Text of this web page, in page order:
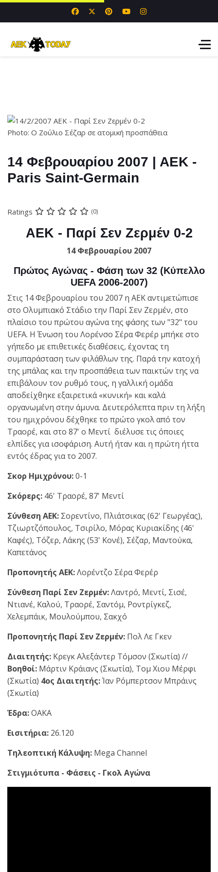
Photo: Ο Ζούλιο Σέζαρ σε ατομική προσπάθεια
14 Φεβρουαρίου 2007 | ΑΕΚ -
Paris Saint-Germain
Ratings (0)
ΑΕΚ - Παρί Σεν Ζερμέν 0-2
14 Φεβρουαρίου 2007
Πρώτος Αγώνας - Φάση των 32 (Κύπελλο
UEFA 2006-2007)
Στις 14 Φεβρουαρίου του 2007 η ΑΕΚ αντιμετώπισε
στο Ολυμπιακό Στάδιο την Παρί Σεν Ζερμέν, στο
πλαίσιο του πρώτου αγώνα της φάσης των "32" του
UEFA. Η Ένωση του Λορένσο Σέρα Φερέρ μπήκε στο
γήπεδο με επιθετικές διαθέσεις, έχοντας τη
συμπαράσταση των φιλάθλων της. Παρά την κατοχή
της μπάλας και την προσπάθεια των παικτών της να
επιβάλουν τον ρυθμό τους, η γαλλική ομάδα
αποδείχθηκε εξαιρετικά «κυνική» και καλά
οργανωμένη στην άμυνα. Δευτερόλεπτα πριν τη λήξη
του ημιχρόνου δέχθηκε το πρώτο γκολ από τον
Τραορέ, και στο 87' ο Μεντί διέλυσε τις όποιες
ελπίδες για ισοφάριση. Αυτή ήταν και η πρώτη ήττα
εντός έδρας για το 2007.
Σκορ Ημιχρόνου:0-1
Σκόρερς: 46' Τραορέ, 87' Μεντί
Σύνθεση ΑΕΚ: Σορεντίνο, Πλιάτσικας (62' Γεωργέας),
Τζιωρτζόπουλος, Τσιρίλο, Μόρας Κυριακίδης (46'
Καφές), Τόζερ, Λάκης (53' Κονέ), Σέζαρ, Μαντούκα,
Καπετάνος
Προπονητής ΑΕΚ:Λορέντζο Σέρα Φερέρ
Σύνθεση Παρί Σεν Ζερμέν:Λαντρό, Μεντί, Σισέ,
Ντιανέ, Καλού, Τραορέ, Σαντόμ, Ροντρίγκεζ,
Χελεμπάικ, Μουλούμπου, Σακχό
Προπονητής Παρί Σεν Ζερμέν: Πολ Λε Γκεν
Διαιτητής: Κρεγκ Αλεξάντερ Τόμσον (Σκωτία) //
Βοηθοί: Μάρτιν Κράιανς (Σκωτία), Τομ Χιου Μέρφι
(Σκωτία) 4ος Διαιτητής:Ίαν Ρόμπερτσον Μπράινς
(Σκωτία)
Έδρα:ΟΑΚΑ
Εισιτήρια: 26.120
Τηλεοπτική Κάλυψη: Mega Channel
Στιγμιότυπα - Φάσεις - Γκολ Αγώνα